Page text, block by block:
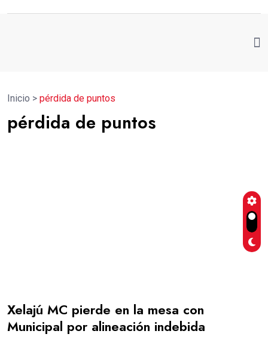
Inicio > pérdida de puntos
pérdida de puntos
Xelajú MC pierde en la mesa con
Municipal por alineación indebida